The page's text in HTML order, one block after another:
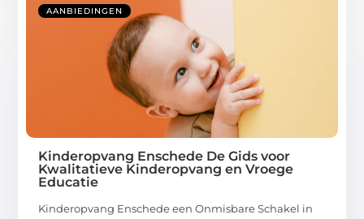
AANBIEDINGEN
Kinderopvang Enschede De Gids voor
Kwalitatieve Kinderopvang en Vroege
Educatie
Kinderopvang Enschede een Onmisbare Schakel in